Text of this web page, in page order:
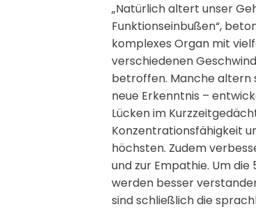
„Natürlich altert unser
Funktionseinbußen“,
komplexes Organ mit
verschiedenen
betroffen. Manche altern
neue Erkenntnis –
Lücken im
Konzentrationsfähigkeit
höchsten. Zudem
und zur Empathie. Um
werden besser
sind schließlich die